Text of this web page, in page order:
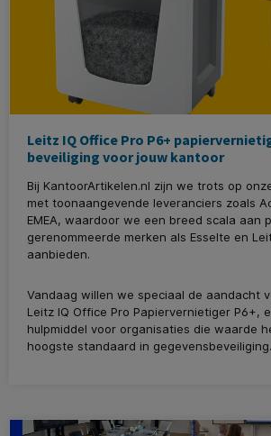
Leitz IQ Office Pro P6+
beveiliging voor jouw kantoor
Bij KantoorArtikelen.nl zijn we trots op
met toonaangevende leveranciers zoals
EMEA, waardoor we een breed scala aan
gerenommeerde merken als Esselte en
aanbieden.
Vandaag willen we speciaal de aandacht
Leitz IQ Office Pro Papiervernietiger P6+,
hulpmiddel voor organisaties die waarde
hoogste standaard in gegevensbeveiliging.